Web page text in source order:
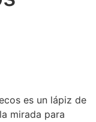
es un lápiz de
mirada para